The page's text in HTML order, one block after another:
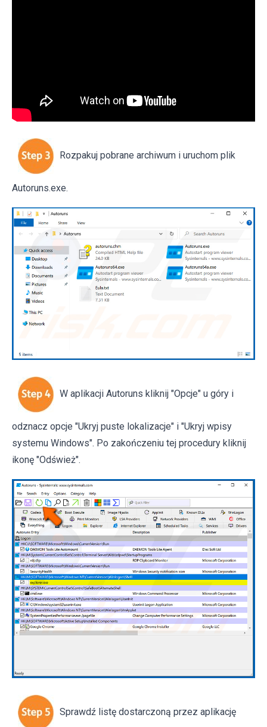
Rozpakuj pobrane archiwum i uruchom plik
Autoruns.exe.
W aplikacji Autoruns kliknij "Opcje" u góry i
odznacz opcje "Ukryj puste lokalizacje" i "Ukryj wpisy
systemu Windows". Po zakończeniu tej procedury kliknij
ikonę "Odśwież".
Sprawdź listę dostarczoną przez aplikację